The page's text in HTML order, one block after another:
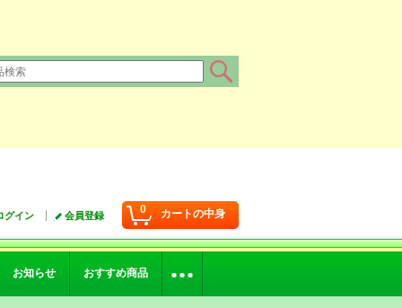
0 カートの中身
グイン 会員登録
お知らせ おすすめ商品